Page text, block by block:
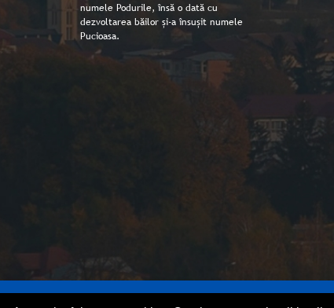
numele Podurile, însă o dată cu
dezvoltarea băilor și-a însușit numele
Pucioasa.